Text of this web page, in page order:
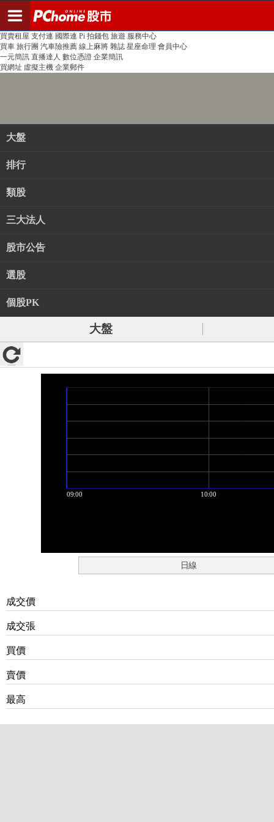
PChome首頁 線上購物 24h購物 書店
買賣租屋 支付連 國際連 Pi 拍錢包 旅遊 服務中心
買車 旅行團 汽車險推薦 線上麻將 雜誌 星座命理 會員中心
一元簡訊 直播達人 數位憑證 企業簡訊
買網址 虛擬主機 企業郵件
大盤
排行
類股
三大法人
股市公告
選股
個股PK
大盤
日線
成交價
成交張
買價
賣價
最高